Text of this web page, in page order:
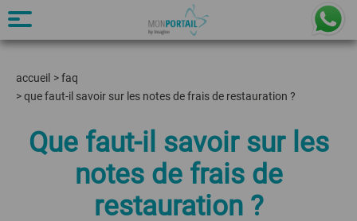
accueil >faq
>que faut-il savoir sur les notes de frais de restauration ?
Que faut-il savoir sur les
notes de frais de
restauration ?